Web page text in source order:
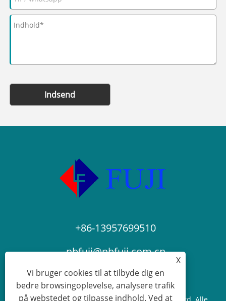
Indsend
+86-13957699510
nbfuji@nbfuji.com.cn
X
Vi bruger cookies til at tilbyde dig en
bedre browsingoplevelse, analysere trafik
på webstedet og tilpasse indhold. Ved at